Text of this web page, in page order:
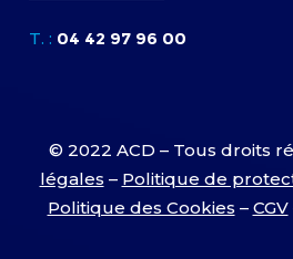
T. : 04 42 97 96 00
© 2022 ACD – Tous droits
légales – Politique de
Politique des Cookies – CGV